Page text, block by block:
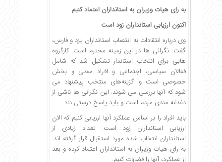
به رای هیات وزیران به استانداران اعتماد کنیم
اکنون ارزیابی استانداران زود است
وی درباره انتقادات به انتصاب استانداران یزد و فارس،
گفت: نگرانی ها در این زمینه محترم است. کارگروه
هایی برای انتخاب استاندار تشکیل شد که شامل
فعالان سیاسی، اجتماعی و افراد محلی و بخش
خصوصی است و گزینه‌های منتخب پیشنهاد می
شود که آنها بررسی می شوند. این نگرانی ها ناشی از
دغدغه مندی مردم است و باید پاسخ درستی داد.
باید افراد را بر اساس عملکرد آنها ارزیابی کنیم که الان
ارزیابی استانداران زود است. تعداد زیادی از
استانداران انتخاب شده مورد استقبال قرار گرفته اند.
به رای هیات وزیران به استانداران اعتماد کرده و بعد
از عملکرد، آنها را قضاوت کنیم.